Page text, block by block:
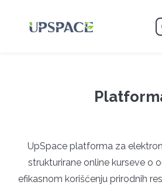
UpSpace platforma za
strukturirane online kurseve o
efikasnom korišćenju prirodnih